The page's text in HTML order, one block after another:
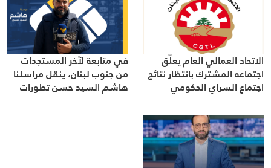
الاتحاد العمالي العام يعلّق
اجتماعه المشترك بانتظار نتائج
اجتماع السراي الحكومي
في متابعة لآخر المستجدات
من جنوب لبنان، ينقل مراسلنا
هاشم السيد حسن تطورات